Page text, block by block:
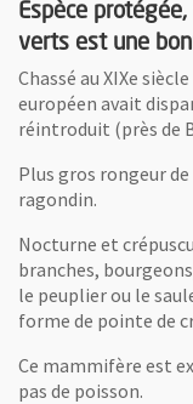
Espèce
verts est une
Chassé au XIXe
européen avait
réintroduit (près de
Plus gros rongeur
ragondin.
Nocturne et
branches,
le peuplier ou le
forme de pointe de
Ce mammifère est
pas de poisson.